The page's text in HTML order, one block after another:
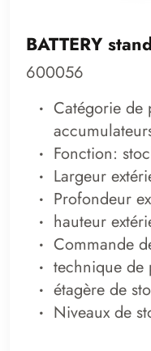
BATTERY
600056
Catégorie de
Fonction:
Largeur
Profondeur
hauteur
Commande
technique de
étagère de
Niveaux de